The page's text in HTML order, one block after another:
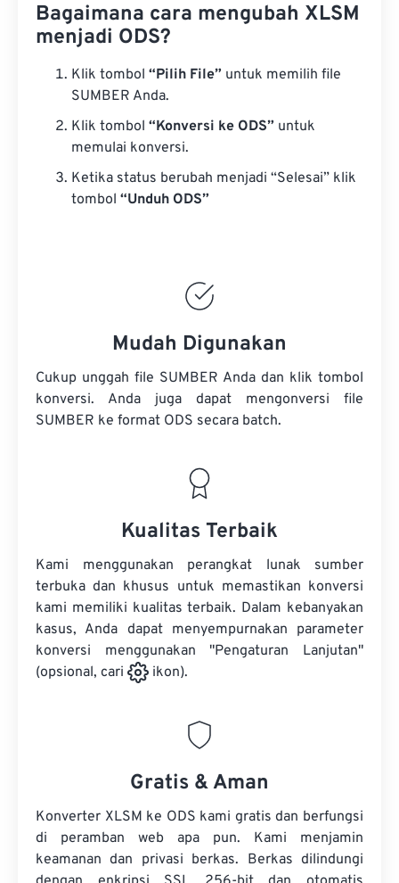
Bagaimana cara mengubah XLSM
menjadi ODS?
Klik tombol “Pilih File” untuk memilih file
SUMBER Anda.
Klik tombol “Konversi ke ODS” untuk
memulai konversi.
Ketika status berubah menjadi “Selesai” klik
tombol “Unduh ODS”
Mudah Digunakan
Cukup unggah file SUMBER Anda dan klik tombol
konversi. Anda juga dapat mengonversi file
SUMBER ke format ODS secara batch.
Kualitas Terbaik
Kami menggunakan perangkat lunak sumber
terbuka dan khusus untuk memastikan konversi
kami memiliki kualitas terbaik. Dalam kebanyakan
kasus, Anda dapat menyempurnakan parameter
konversi menggunakan "Pengaturan Lanjutan"
(opsional, cari
ikon).
Gratis & Aman
Konverter XLSM ke ODS kami gratis dan berfungsi
di peramban web apa pun. Kami menjamin
keamanan dan privasi berkas. Berkas dilindungi